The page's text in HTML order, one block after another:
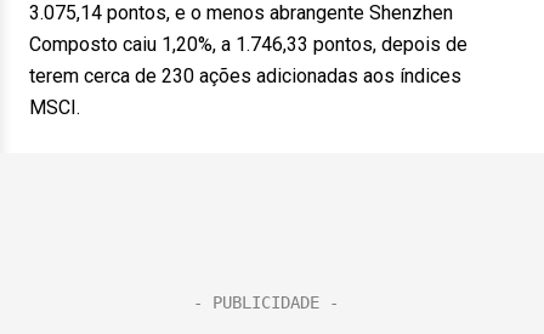
3.075,14 pontos, e o menos abrangente Shenzhen
Composto caiu 1,20%, a 1.746,33 pontos, depois de
terem cerca de 230 ações adicionadas aos índices
MSCI.